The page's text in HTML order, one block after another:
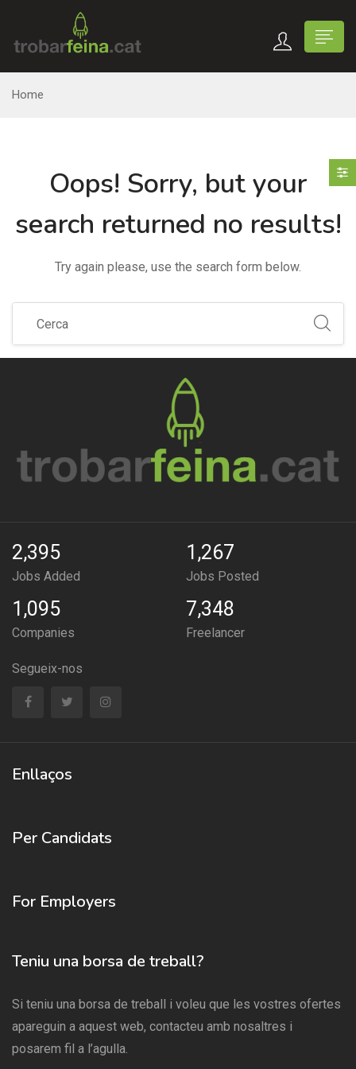
Home
Oops! Sorry, but your
search returned no results!
Try again please, use the search form below.
2,395
Jobs Added
1,267
Jobs Posted
1,095
Companies
7,348
Freelancer
Segueix-nos
Enllaços
Per Candidats
For Employers
Teniu una borsa de treball?
Si teniu una borsa de treball i voleu que les vostres ofertes
apareguin a aquest web, contacteu amb nosaltres i
posarem fil a l’agulla.